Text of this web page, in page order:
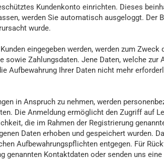
Kundenkonto einrichten. Dieses
werden Sie automatisch ausgeloggt. Der
wurde.
eingegeben werden, werden zum
Zahlungsdaten. Jene Daten, welche
Aufbewahrung Ihrer Daten nicht mehr
in Anspruch zu nehmen, werden
Die Anmeldung ermöglicht den Zugriff auf
die im Rahmen der Registrierung
Daten erhoben und gespeichert wurden.
Aufbewahrungspflichten entgegen. Für
genannten Kontaktdaten oder senden uns eine